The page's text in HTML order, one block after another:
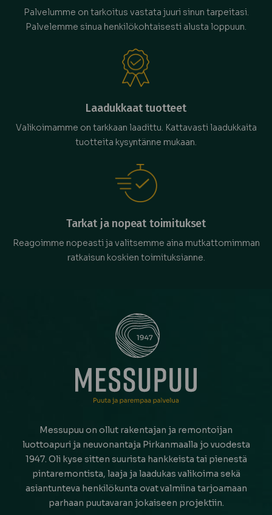
Palvelumme on tarkoitus vastata juuri sinun tarpeitasi.
Palvelemme sinua henkilökohtaisesti alusta loppuun.
Laadukkaat tuotteet
Valikoimamme on tarkkaan laadittu. Kattavasti laadukkaita
tuotteita kysyntänne mukaan.
Tarkat ja nopeat toimitukset
Reagoimme nopeasti ja valitsemme aina mutkattomimman
ratkaisun koskien toimituksianne.
Messupuu on ollut rakentajan ja remontoijan
luottoapuri ja neuvonantaja Pirkanmaalla jo vuodesta
1947. Oli kyse sitten suurista hankkeista tai pienestä
pintaremontista, laaja ja laadukas valikoima sekä
asiantunteva henkilökunta ovat valmiina tarjoamaan
parhaan puutavaran jokaiseen projektiin.